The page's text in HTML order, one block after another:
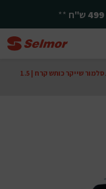
499ש"ח **
/ בלנדר כוס זכוכית סלמור שייקר כותש קרח | 1.5